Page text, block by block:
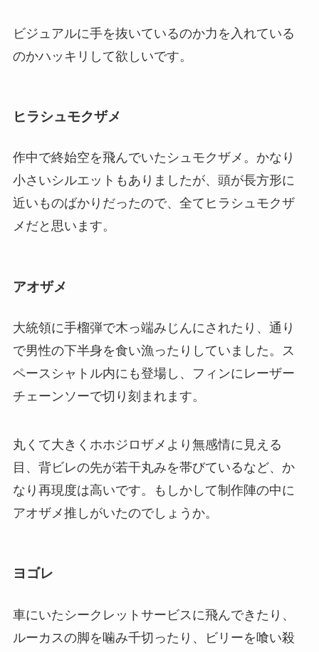
ビジュアルに手を抜いているのか力を入れている
のかハッキリして欲しいです。
ヒラシュモクザメ
作中で終始空を飛んでいたシュモクザメ。かなり
小さいシルエットもありましたが、頭が長方形に
近いものばかりだったので、全てヒラシュモクザ
メだと思います。
アオザメ
大統領に手榴弾で木っ端みじんにされたり、通り
で男性の下半身を食い漁ったりしていました。ス
ペースシャトル内にも登場し、フィンにレーザー
チェーンソーで切り刻まれます。
丸くて大きくホホジロザメより無感情に見える
目、背ビレの先が若干丸みを帯びているなど、か
なり再現度は高いです。もしかして制作陣の中に
アオザメ推しがいたのでしょうか。
ヨゴレ
車にいたシークレットサービスに飛んできたり、
ルーカスの脚を噛み千切ったり、ビリーを喰い殺